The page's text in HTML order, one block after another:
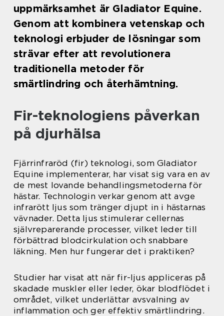
uppmärksamhet är Gladiator Equine.
Genom att kombinera vetenskap och
teknologi erbjuder de lösningar som
strävar efter att revolutionera
traditionella metoder för
smärtlindring och återhämtning.
Fir-teknologiens påverkan
på djurhälsa
Fjärrinfraröd (fir) teknologi, som Gladiator
Equine implementerar, har visat sig vara en av
de mest lovande behandlingsmetoderna för
hästar. Technologin verkar genom att avge
infrarött ljus som tränger djupt in i hästarnas
vävnader. Detta ljus stimulerar cellernas
självreparerande processer, vilket leder till
förbättrad blodcirkulation och snabbare
läkning. Men hur fungerar det i praktiken?
Studier har visat att när fir-ljus appliceras på
skadade muskler eller leder, ökar blodflödet i
området, vilket underlättar avsvalning av
inflammation och ger effektiv smärtlindring.